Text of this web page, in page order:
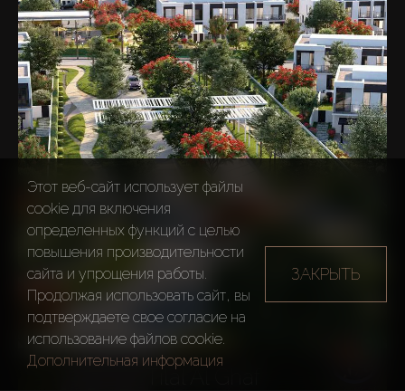
Tilal Al Ghaf
Этот веб-сайт использует файлы
cookie для включения
определенных функций c целью
повышения производительности
сайта и упрощения работы.
Продолжая использовать сайт, вы
подтверждаете свое согласие на
использование файлов cookie.
Дополнительная информация
ЗАКРЫТЬ